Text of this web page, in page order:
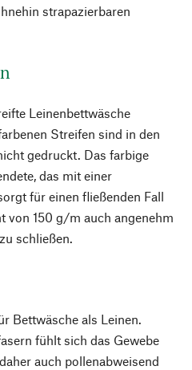
strapazierbaren
Leinenbettwäsche
Streifen sind in den
gedruckt. Das farbige
das mit einer
für einen fließenden Fall
von 150 g/m auch angenehm
schließen.
Bettwäsche als Leinen.
fühlt sich das Gewebe
auch pollenabweisend